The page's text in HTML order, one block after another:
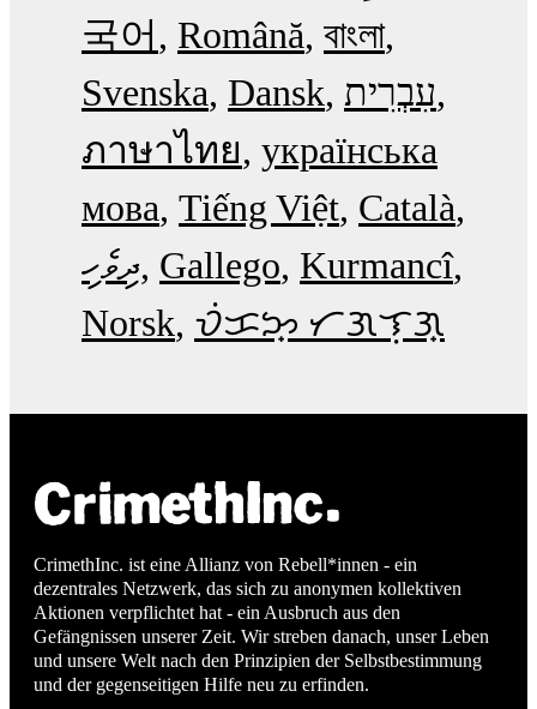
국어
Română বাংলা
Svenska Dansk עִבְרִית
ภาษาไทย українська
мова Tiếng Việt Català
ދިވެހި Gallego Kurmancî
Norsk ᜏᜒᜃᜅ᜔ ᜆᜄᜎᜓᜄ᜔
CrimethInc. ist eine Allianz von Rebell*innen - ein
dezentrales Netzwerk, das sich zu anonymen kollektiven
Aktionen verpflichtet hat - ein Ausbruch aus den
Gefängnissen unserer Zeit. Wir streben danach, unser Leben
und unsere Welt nach den Prinzipien der Selbstbestimmung
und der gegenseitigen Hilfe neu zu erfinden.